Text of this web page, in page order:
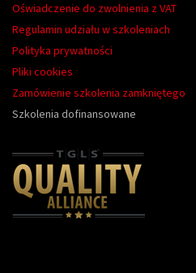
Oświadczenie do zwolnienia z VAT
Regulamin udziału w szkoleniach
Polityka prywatności
Pliki cookies
Zamówienie szkolenia zamkniętego
Szkolenia dofinansowane